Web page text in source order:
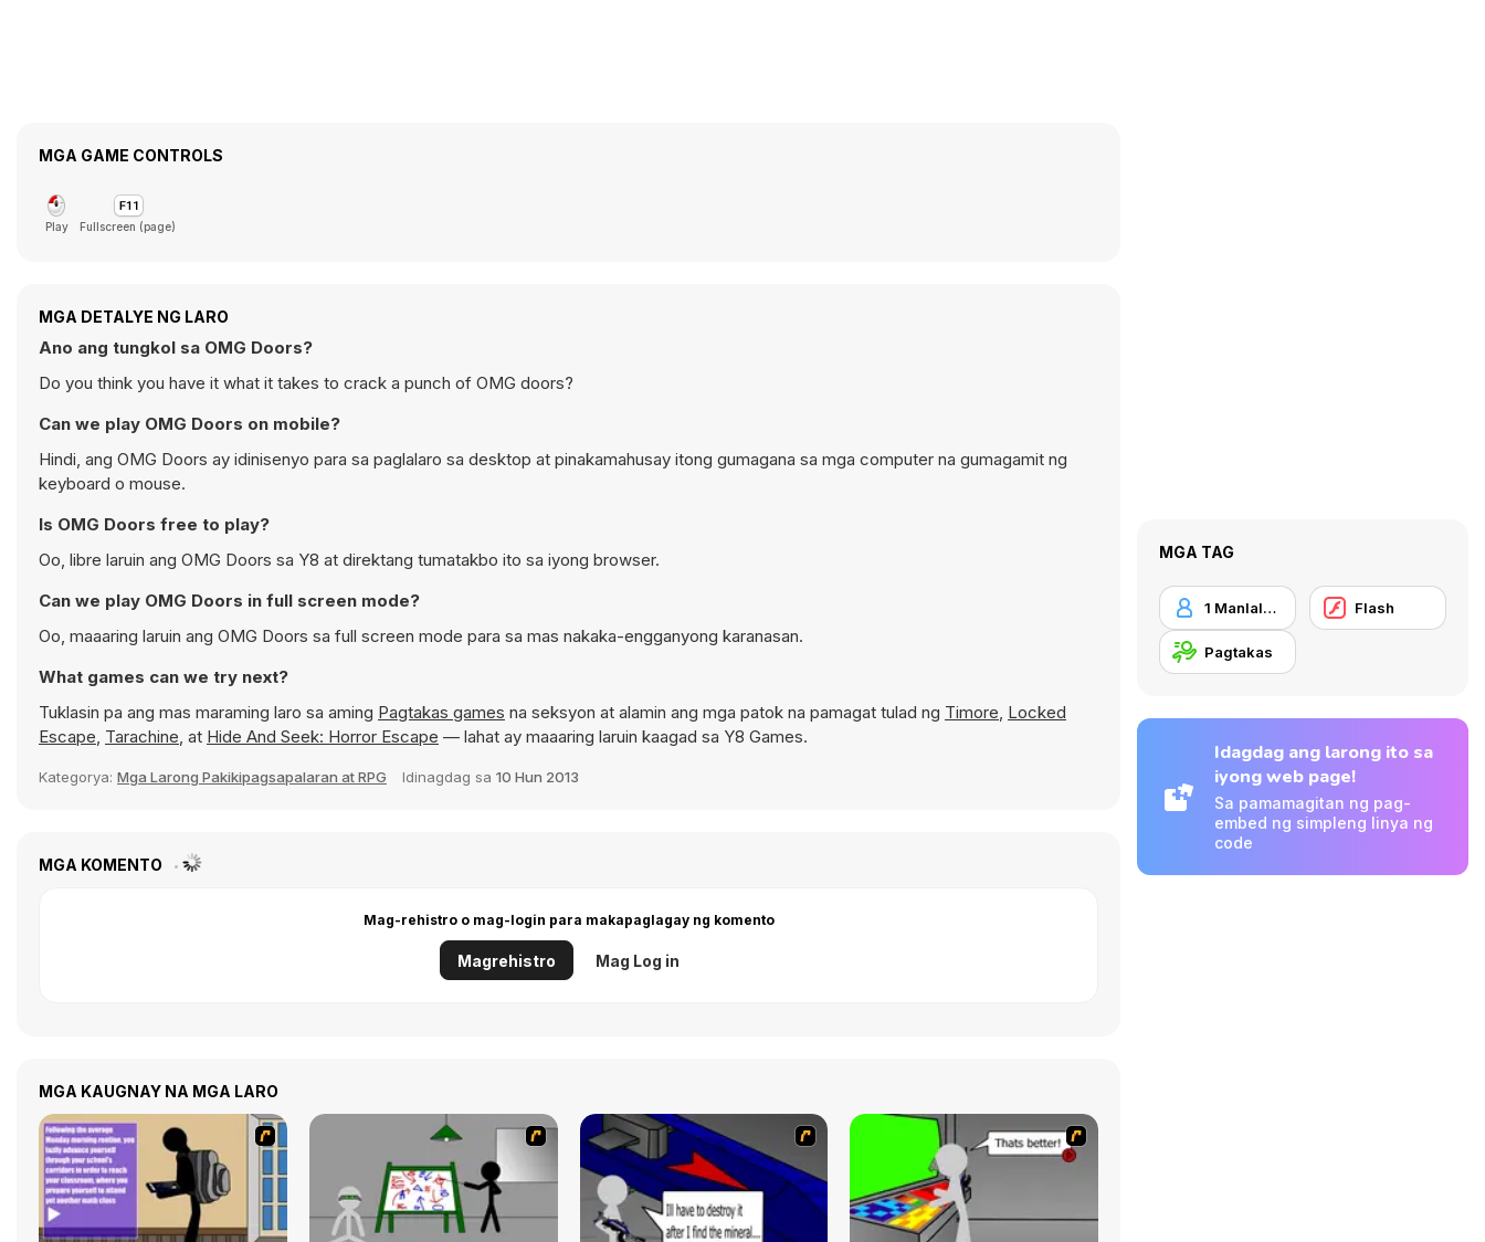
MGA GAME CONTROLS
Play Fullscreen (page)
MGA DETALYE NG LARO
Ano ang tungkol sa OMG Doors?
Do you think you have it what it takes to crack a punch of OMG doors?
Can we play OMG Doors on mobile?
Hindi, ang OMG Doors ay idinisenyo para sa paglalaro sa desktop at pinakamahusay itong gumagana sa mga computer na gumagamit ng
keyboard o mouse.
Is OMG Doors free to play?
Oo, libre laruin ang OMG Doors sa Y8 at direktang tumatakbo ito sa iyong browser.
Can we play OMG Doors in full screen mode?
Oo, maaaring laruin ang OMG Doors sa full screen mode para sa mas nakaka-engganyong karanasan.
What games can we try next?
Tuklasin pa ang mas maraming laro sa aming Pagtakas games na seksyon at alamin ang mga patok na pamagat tulad ng Timore, Locked
Escape, Tarachine, at Hide And Seek: Horror Escape — lahat ay maaaring laruin kaagad sa Y8 Games.
Kategorya: Mga Larong Pakikipagsapalaran at RPG Idinagdag sa 10 Hun 2013
MGA KOMENTO
Mag-rehistro o mag-login para makapaglagay ng komento
Magrehistro Mag Log in
MGA KAUGNAY NA MGA LARO
MGA TAG
1 Manlalaro Flash
Pagtakas
Idagdag ang larong ito sa
iyong web page!
Sa pamamagitan ng pag-
embed ng simpleng linya ng
code